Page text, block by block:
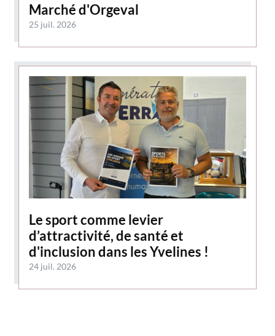
Marché d'Orgeval
25 juil. 2026
Le sport comme levier
d’attractivité, de santé et
d'inclusion dans les Yvelines !
24 juil. 2026